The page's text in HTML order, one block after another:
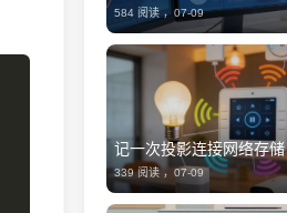
584 阅读 ，07-09
记一次投影连接网络存储
339 阅读 ，07-09